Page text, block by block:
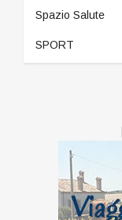
Spazio Salute
SPORT